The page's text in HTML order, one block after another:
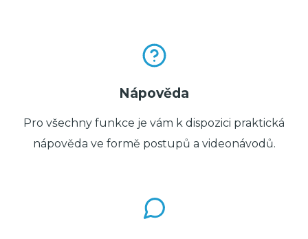
Nápověda
Pro všechny funkce je vám k dispozici praktická
nápověda ve formě postupů a videonávodů.